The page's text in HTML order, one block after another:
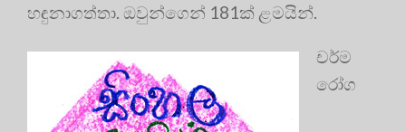
හඳුනාගත්තා. ඔවුන්ගෙන් 181ක් ළමයින්.
චර්ම
රෝග